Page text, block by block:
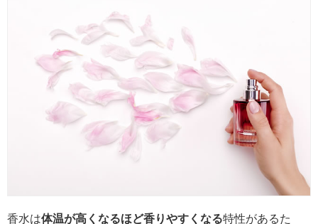
香水は体温が高くなるほど香りやすくなる特性があるた